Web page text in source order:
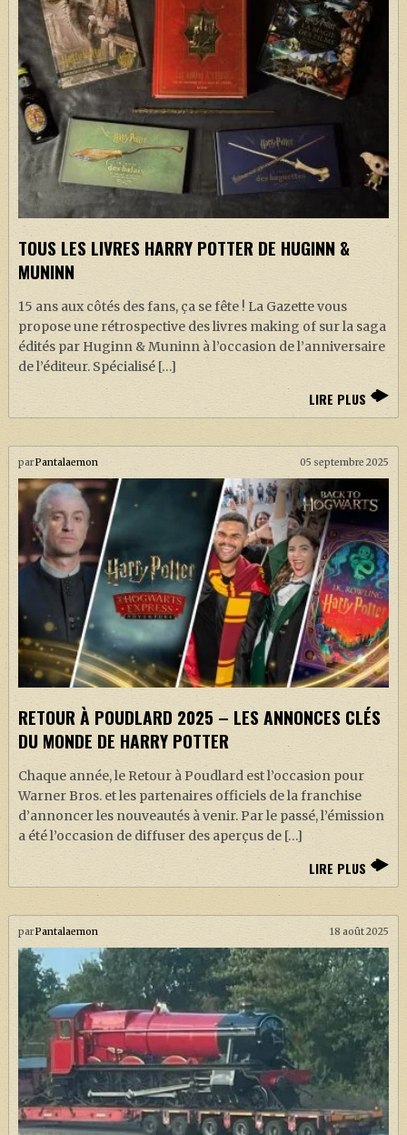
TOUS LES LIVRES HARRY POTTER DE HUGINN &
MUNINN
15 ans aux côtés des fans, ça se fête ! La Gazette vous
propose une rétrospective des livres making of sur la saga
édités par Huginn & Muninn à l’occasion de l’anniversaire
de l’éditeur. Spécialisé […]
LIRE PLUS
parPantalaemon 05 septembre 2025
RETOUR À POUDLARD 2025 – LES ANNONCES CLÉS
DU MONDE DE HARRY POTTER
Chaque année, le Retour à Poudlard est l’occasion pour
Warner Bros. et les partenaires officiels de la franchise
d’annoncer les nouveautés à venir. Par le passé, l’émission
a été l’occasion de diffuser des aperçus de […]
LIRE PLUS
parPantalaemon 18 août 2025